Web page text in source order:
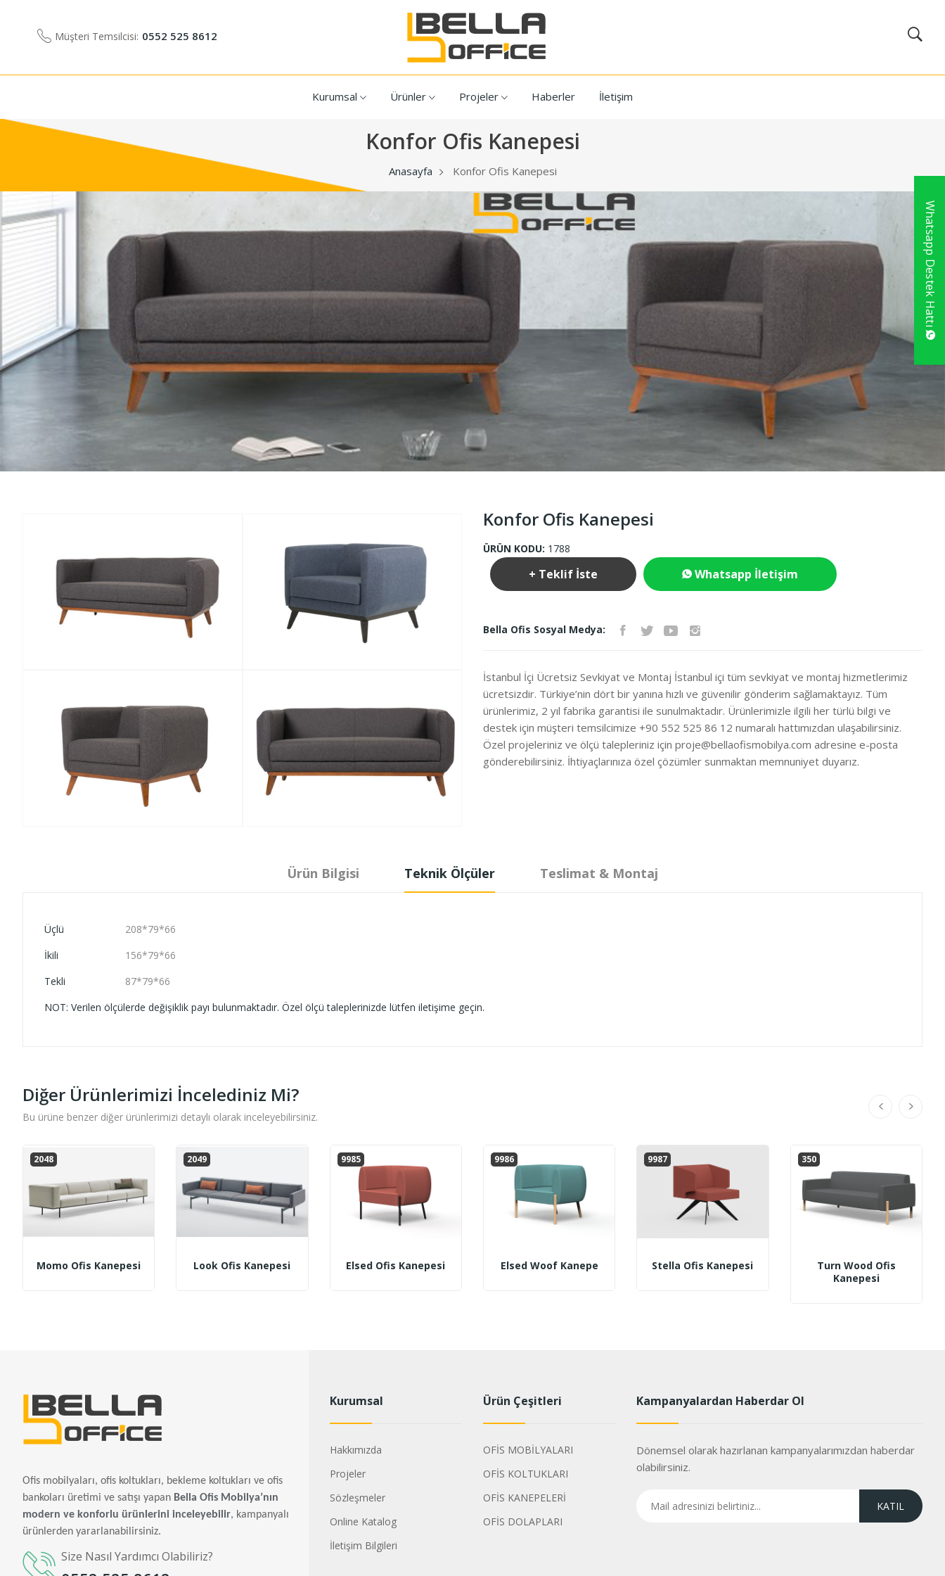
Müşteri Temsilcisi: 0552 525 8612
Kurumsal Ürünler Projeler Haberler İletişim
Konfor Ofis Kanepesi
Anasayfa Konfor Ofis Kanepesi
Konfor Ofis Kanepesi
ÜRÜN KODU: 1788
+ Teklif İste Whatsapp İletişim
Bella Ofis Sosyal Medya:
İstanbul İçi Ücretsiz Sevkiyat ve Montaj İstanbul içi tüm sevkiyat ve montaj hizmetlerimiz
ücretsizdir. Türkiye’nin dört bir yanına hızlı ve güvenilir gönderim sağlamaktayız. Tüm
ürünlerimiz, 2 yıl fabrika garantisi ile sunulmaktadır. Ürünlerimizle ilgili her türlü bilgi ve
destek için müşteri temsilcimize +90 552 525 86 12 numaralı hattımızdan ulaşabilirsiniz.
Özel projeleriniz ve ölçü talepleriniz için proje@bellaofismobilya.com adresine e-posta
gönderebilirsiniz. İhtiyaçlarınıza özel çözümler sunmaktan memnuniyet duyarız.
Ürün Bilgisi Teknik Ölçüler Teslimat & Montaj
Üçlü
208*79*66
İkili
156*79*66
Tekli
87*79*66
NOT: Verilen ölçülerde değişiklik payı bulunmaktadır. Özel ölçü taleplerinizde lütfen iletişime geçin.
Diğer Ürünlerimizi İncelediniz Mi?
Bu ürüne benzer diğer ürünlerimizi detaylı olarak inceleyebilirsiniz.
2048
Momo Ofis Kanepesi
2049
Look Ofis Kanepesi
9985
Elsed Ofis Kanepesi
9986
Elsed Woof Kanepe
9987
Stella Ofis Kanepesi
350
Turn Wood Ofis
Kanepesi
Ofis mobilyaları, ofis koltukları, bekleme koltukları ve ofis
bankoları üretimi ve satışı yapan Bella Ofis Mobilya’nın
modern ve konforlu ürünlerini inceleyebilir, kampanyalı
ürünlerden yararlanabilirsiniz.
Size Nasıl Yardımcı Olabiliriz?
Kurumsal
Hakkımızda
Projeler
Sözleşmeler
Online Katalog
İletişim Bilgileri
Ürün Çeşitleri
OFİS MOBİLYALARI
OFİS KOLTUKLARI
OFİS KANEPELERİ
OFİS DOLAPLARI
Kampanyalardan Haberdar Ol
Dönemsel olarak hazırlanan kampanyalarımızdan haberdar
olabilirsiniz.
Whatsapp Destek Hattı